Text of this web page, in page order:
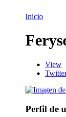
Inicio
View
Perfil de